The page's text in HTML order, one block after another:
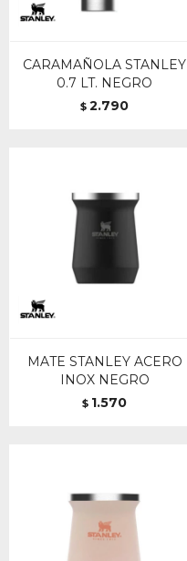
CARAMAÑOLA STANLEY
0.7 LT. NEGRO
$ 2.790
MATE STANLEY ACERO
INOX NEGRO
$ 1.570